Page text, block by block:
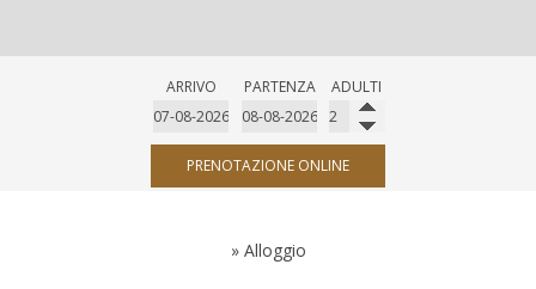
ARRIVO PARTENZA ADULTI
PRENOTAZIONE ONLINE
» Alloggio